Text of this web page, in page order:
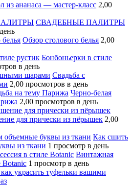
из ананаса — мастер-класс 2,00
СВАДЕБНЫЕ ПАЛИТРЫ
Обзор столового белья 2,00
Бонбоньерки в стиле
в день
Свадьба с
2,00 просмотров в день
Черно-белая
2,00 просмотров в день
для прически из пёрышек 2,00
Как сшить
из ткани 1 просмотр в день
Винтажная
Botanic 1 просмотр в день